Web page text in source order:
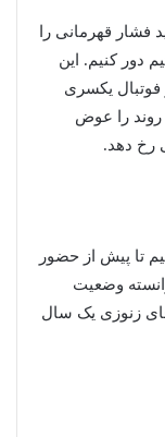
فشار قهرمانی را
دور کنیم. این
یکسری
روند را عوض
رخ دهد.
تا پیش از حضور
وضعیت
زنوزی یک سال